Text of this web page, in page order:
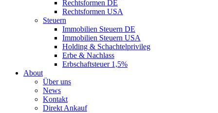
Rechtsformen DE
Rechtsformen USA
Steuern
Immobilien Steuern DE
Immobilien Steuern USA
Holding & Schachtelprivileg
Erbe & Nachlass
Erbschaftsteuer 1,5%
About
Über uns
News
Kontakt
Direkt Ankauf